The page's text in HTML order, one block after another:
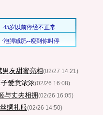
友甜蜜亮相(02/27 14:21)
爱意浓浓(02/26 16:08)
与丈夫相拥(02/26 16:05)
绸礼服(02/26 14:50)